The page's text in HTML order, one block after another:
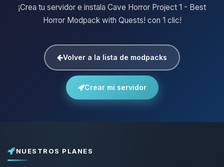
¡Crea tu servidor e instala Cave Horror Project 1 - Best
Horror Modpack with Quests! con 1 clic!
Volver a la lista de modpacks
Crear mi servidor
NUESTROS PLANES